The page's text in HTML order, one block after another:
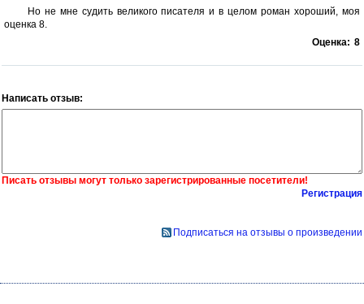
Но не мне судить великого писателя и в целом роман хороший, моя
оценка 8.
Оценка: 8
Написать отзыв:
Писать отзывы могут только зарегистрированные посетители!
Регистрация
Подписаться на отзывы о произведении